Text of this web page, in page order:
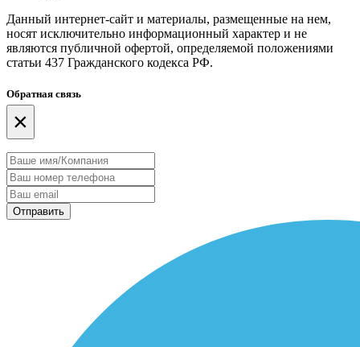
Данный интернет-сайт и материалы, размещенные на нем,
носят исключительно информационный характер и не
являются публичной офертой, определяемой положениями
статьи 437 Гражданского кодекса РФ.
Обратная связь
×
Отправить